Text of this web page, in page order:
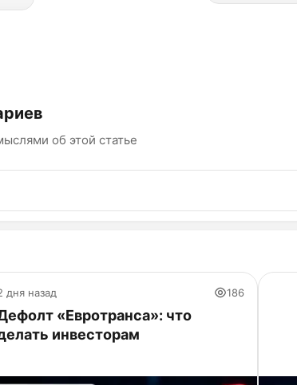
об этой статье
дня назад 186
«Евротранса»: что
инвесторам